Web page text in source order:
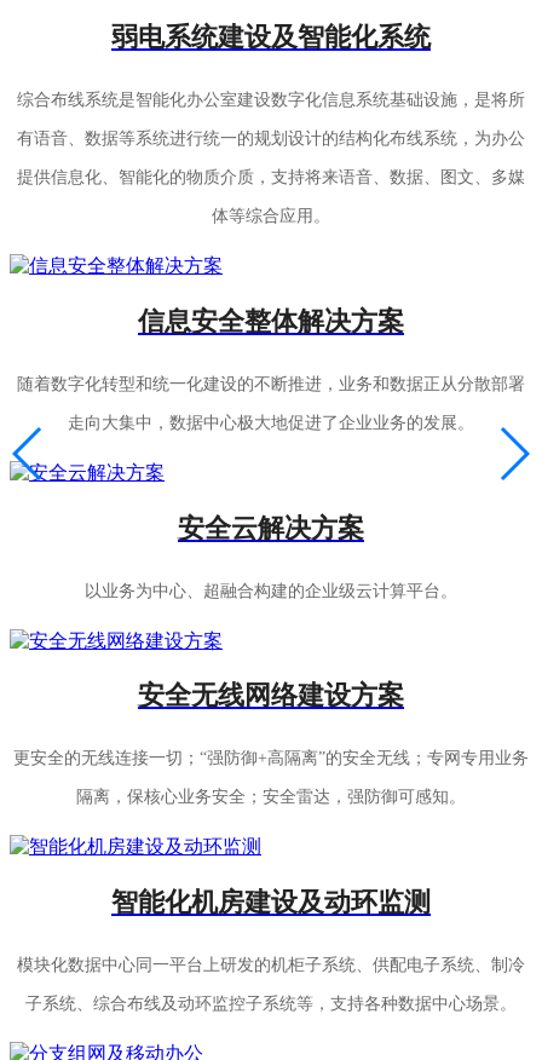
弱电系统建设及智能化系统
综合布线系统是智能化办公室建设数字化信息系统基础设施，是将所
有语音、数据等系统进行统一的规划设计的结构化布线系统，为办公
提供信息化、智能化的物质介质，支持将来语音、数据、图文、多媒
体等综合应用。
信息安全整体解决方案
随着数字化转型和统一化建设的不断推进，业务和数据正从分散部署
走向大集中，数据中心极大地促进了企业业务的发展。
安全云解决方案
以业务为中心、超融合构建的企业级云计算平台。
安全无线网络建设方案
更安全的无线连接一切；“强防御+高隔离”的安全无线；专网专用业务
隔离，保核心业务安全；安全雷达，强防御可感知。
智能化机房建设及动环监测
模块化数据中心同一平台上研发的机柜子系统、供配电子系统、制冷
子系统、综合布线及动环监控子系统等，支持各种数据中心场景。